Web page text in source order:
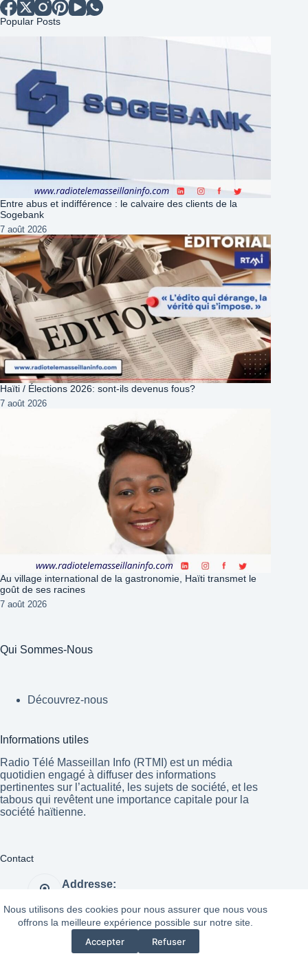
Nous utilisons des cookies pour nous assurer que nous vous
offrons la meilleure expérience possible sur notre site.
Accepter
Refuser
Popular Posts
Entre abus et indifférence : le calvaire des clients de la
Sogebank
7 août 2026
Haïti / Élections 2026: sont-ils devenus fous?
7 août 2026
Au village international de la gastronomie, Haïti transmet le
goût de ses racines
7 août 2026
Qui Sommes-Nous
Découvrez-nous
Informations utiles
Radio Télé Masseillan Info (RTMI) est un média
quotidien engagé à diffuser des informations
pertinentes sur l’actualité, les sujets de société, et les
tabous qui revêtent une importance capitale pour la
société haïtienne.
Contact
Addresse:
Website:
https://radiotelemasseillaninfo.com/
Copyright © 2026 - Radio